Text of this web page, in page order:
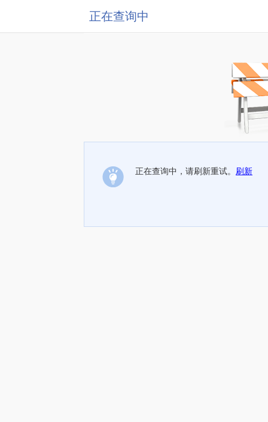
正在查询中
正在查询中，请刷新重试。 刷新